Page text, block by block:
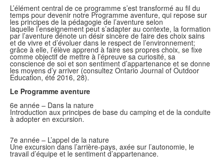
L’élément central de ce programme s’est transformé au fil du
temps pour devenir notre Programme aventure, qui repose sur
les principes de la pédagogie de l’aventure selon
laquelle l’enseignement peut s’adapter au contexte, la formation
par l’aventure dénote un désir sincère de faire des choix sains
et de vivre et d’évoluer dans le respect de l’environnement;
grâce à elle, l’élève apprend à faire ses propres choix, se fixe
comme objectif de mettre à l’épreuve sa curiosité, sa
conscience de soi et son sentiment d’appartenance et se donne
les moyens d’y arriver (consultez Ontario Journal of Outdoor
Education, été 2016, 28).
Le Programme aventure
6e année – Dans la nature
Introduction aux principes de base du camping et de la conduite
à adopter en excursion.
7e année – L’appel de la nature
Une excursion dans l’arrière-pays, axée sur l’autonomie, le
travail d’équipe et le sentiment d’appartenance.